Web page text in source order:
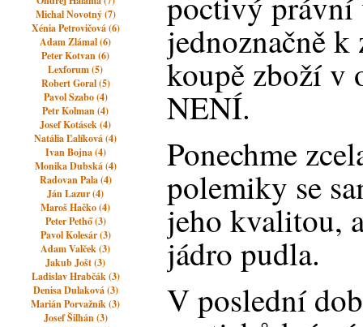
Michal Novotný (7)
Xénia Petrovičová (6)
Adam Zlámal (6)
Peter Kotvan (6)
Lexforum (5)
Robert Goral (5)
Pavol Szabo (4)
Petr Kolman (4)
Josef Kotásek (4)
Natália Ľalíková (4)
Ivan Bojna (4)
Monika Dubská (4)
Radovan Pala (4)
Ján Lazur (4)
Maroš Hačko (4)
Peter Pethő (3)
Pavol Kolesár (3)
Adam Valček (3)
Jakub Jošt (3)
Ladislav Hrabčák (3)
Denisa Dulaková (3)
Marián Porvažník (3)
Josef Šilhán (3)
jednoznačně k
koupě zboží v
NENÍ.
Ponechme
polemiky se
jeho kvalitou,
jádro pudla.
V poslední